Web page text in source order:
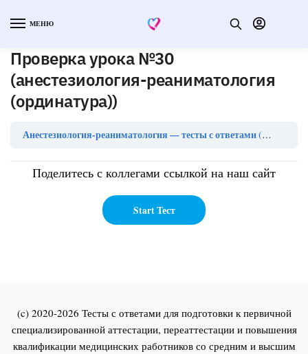
МЕНЮ
Проверка урока №30
(анестезиология-реаниматология
(ординатура))
Анестезиология-реаниматология — тесты с ответами (ординатура)
Поделитесь с коллегами ссылкой на наш сайт
(c) 2020-2026 Тесты с ответами для подготовки к первичной
специализированной аттестации, переаттестации и повышения
квалификации медицинских работников со средним и высшим